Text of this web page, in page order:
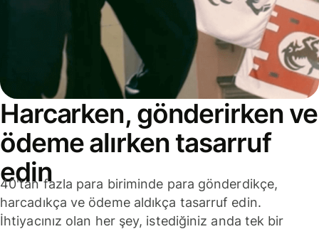
Harcarken, gönderirken ve
ödeme alırken tasarruf
edin
40'tan fazla para biriminde para gönderdikçe,
harcadıkça ve ödeme aldıkça tasarruf edin.
İhtiyacınız olan her şey, istediğiniz anda tek bir